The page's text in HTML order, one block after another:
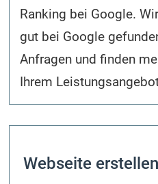
Ranking bei Google.
gut bei Google
Anfragen und finden
Ihrem
Webseite